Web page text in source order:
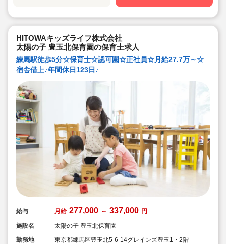
のような保育園
できる範囲で実施
◇在籍年数や保育経験に合わせた段階的な研修を年間総
計110回以上実施。研修も参加しやすい職場環境です
HITOWAキッズライフ株式会社
太陽の子 豊玉北保育園の保育士求人
練馬駅徒歩5分☆保育士☆認可園☆正社員☆月給27.7万～☆
宿舎借上♪年間休日123日♪
給与 月給 277,000 ～ 337,000 円
施設名
太陽の子 豊玉北保育園
勤務地
東京都練馬区豊玉北5-6-14グレインズ豊玉1・2階